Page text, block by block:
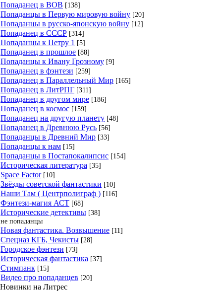
Попаданец в ВОВ [138]
Попаданцы в Первую мировую войну [20]
Попаданцы в русско-японскую войну [12]
Попаданец в СССР [314]
Попаданцы к Петру 1 [5]
Попаданец в прошлое [88]
Попаданцы к Ивану Грозному [9]
Попаданец в фэнтези [259]
Попаданец в Параллельный Мир [165]
Попаданец в ЛитРПГ [311]
Попаданец в другом мире [186]
Попаданец в космос [159]
Попаданец на другую планету [48]
Попаданец в Древнюю Русь [56]
Попаданцы в Древний Мир [33]
Попаданцы к нам [15]
Попаданцы в Постапокалипсис [154]
Историческая литература [35]
Space Factor [10]
Звёзды советской фантастики [10]
Наши Там ( Центрполиграф ) [116]
Фэнтези-магия АСТ [68]
Исторические детективы [38]
не попаданцы
Новая фантастика. Возвышение [11]
Спецназ КГБ, Чекисты [28]
Городское фэнтези [73]
Историческая фантастика [37]
Стимпанк [15]
Видео про попаданцев [20]
Новинки на Литрес